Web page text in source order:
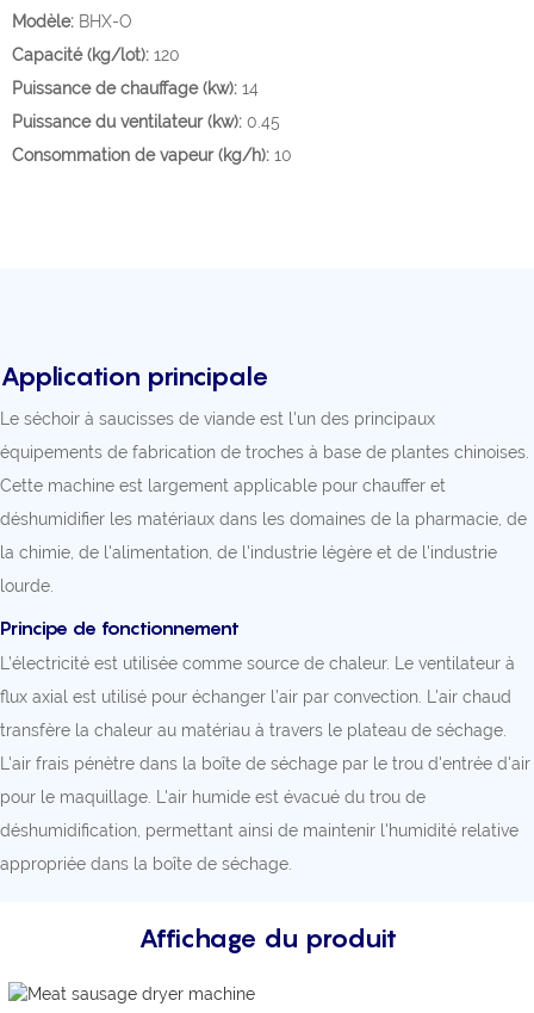
Modèle: BHX-O
Capacité (kg/lot): 120
Puissance de chauffage (kw): 14
Puissance du ventilateur (kw): 0.45
Consommation de vapeur (kg/h): 10
Application principale
Le séchoir à saucisses de viande est l'un des principaux
équipements de fabrication de troches à base de plantes chinoises.
Cette machine est largement applicable pour chauffer et
déshumidifier les matériaux dans les domaines de la pharmacie, de
la chimie, de l'alimentation, de l'industrie légère et de l'industrie
lourde.
Principe de fonctionnement
L’électricité est utilisée comme source de chaleur. Le ventilateur à
flux axial est utilisé pour échanger l’air par convection. L'air chaud
transfère la chaleur au matériau à travers le plateau de séchage.
L'air frais pénètre dans la boîte de séchage par le trou d'entrée d'air
pour le maquillage. L'air humide est évacué du trou de
déshumidification, permettant ainsi de maintenir l'humidité relative
appropriée dans la boîte de séchage.
Affichage du produit